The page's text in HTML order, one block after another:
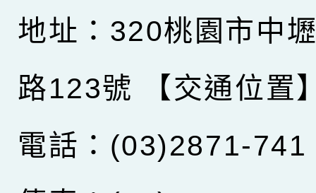
地址：320桃園市中
路123號
【交通位置
電話：(03)2871-741